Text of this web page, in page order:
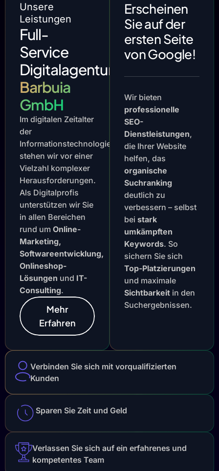
Unsere
Leistungen
Full-
Service
Digitalagentur
Barbuia
GmbH
Im digitalen Zeitalter
der
Informationstechnologie
stehen wir vor einer
Vielzahl komplexer
Herausforderungen.
Als Digitalprofis
unterstützen wir Sie
in allen Bereichen
rund um Online-
Marketing,
Softwareentwicklung,
Onlineshop-
Lösungen und IT-
Consulting.
Mehr
Erfahren
Erscheinen
Sie auf der
ersten Seite
von Google!
Wir bieten
professionelle
SEO-
Dienstleistungen,
die Ihrer Website
helfen, das
organische
Suchranking
deutlich zu
verbessern – selbst
bei stark
umkämpften
Keywords. So
sichern Sie sich
Top-Platzierungen
und maximale
Sichtbarkeit in den
Suchergebnissen.
Verbinden Sie sich mit vorqualifizierten
Kunden
Sparen Sie Zeit und Geld
Verlassen Sie sich auf ein erfahrenes und
kompetentes Team